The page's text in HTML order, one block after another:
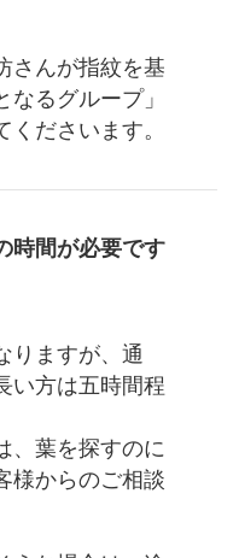
さんが指紋を基
るグループ」
ださいます。
時間が必要です
りますが、通
い方は五時間程
、葉を探すのに
様からのご相談